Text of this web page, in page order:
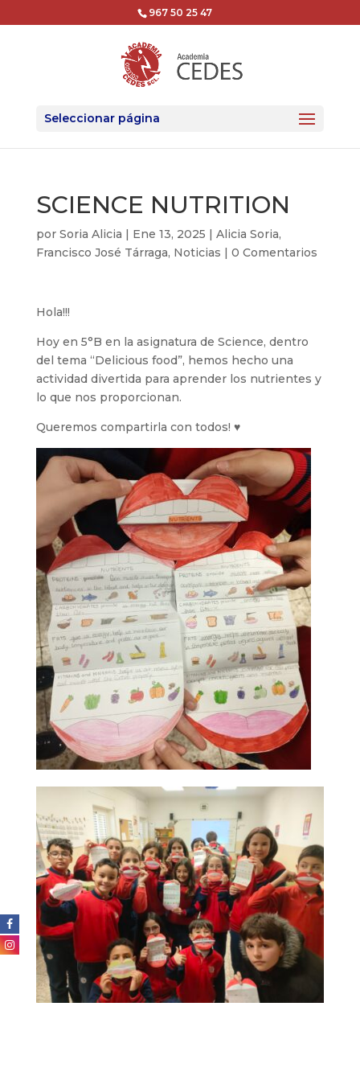
967 50 25 47
Seleccionar página
SCIENCE NUTRITION
por Soria Alicia | Ene 13, 2025 | Alicia Soria,
Francisco José Tárraga, Noticias | 0 Comentarios
Hola!!!
Hoy en 5°B en la asignatura de Science, dentro
del tema “Delicious food”, hemos hecho una
actividad divertida para aprender los nutrientes y
lo que nos proporcionan.
Queremos compartirla con todos! ♥